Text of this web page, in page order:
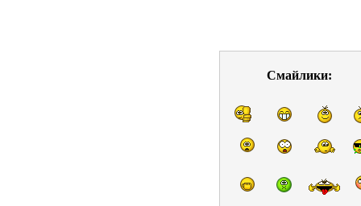
Смайлики: